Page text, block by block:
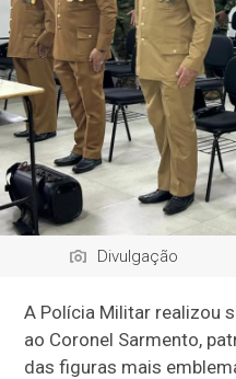
Divulgação
A Polícia Militar realizou
ao Coronel Sarmento,
das figuras mais